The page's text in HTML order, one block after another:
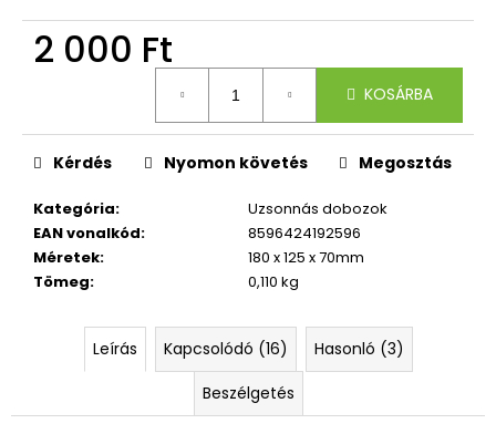
2 000 Ft
KOSÁRBA
Kategória:
Uzsonnás dobozok
EAN vonalkód:
8596424192596
Méretek:
180 x 125 x 70mm
Tömeg: 0,110 kg
Kérdés Nyomon követés Megosztás
Leírás Kapcsolódó (16)
Hasonló (3)
Beszélgetés
u
CIPZÁRRAL
GRAFFITI
4
044
Ft